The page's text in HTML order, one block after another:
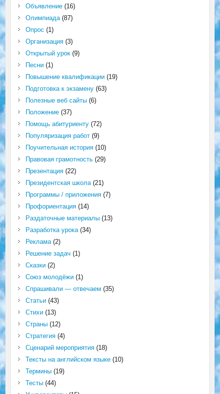
Объявление(16)
Олимпиада(87)
Опрос (1)
Организация(3)
Открытый урок(9)
Песни(1)
Повышение квалификации(19)
Подготовка к экзамену(63)
Полезные веб сайты(6)
Положение(37)
Помощь абитуриенту(72)
Популяризация работ(9)
Поучительная история(10)
Правовая грамотность(29)
Презентация(22)
Президентская школа(21)
Программы / приложения(7)
Профориентация(14)
Раздаточные материалы(13)
Разработка урока(34)
Реклама(2)
Решение задач (1)
Сказки(2)
Союз молодёжи(1)
Спрашивали — отвечаем (35)
Статьи(43)
Стихи(13)
Страны(12)
Стратегия(4)
Сценарий мероприятия(18)
Тексты на английском языке(10)
Термины(19)
Тесты(44)